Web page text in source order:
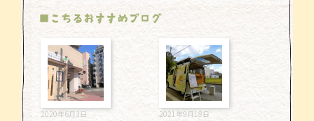
■こちるおすすめブログ
2020年6月3日 2021年9月18日